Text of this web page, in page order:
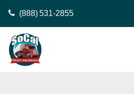
(888) 531-2855